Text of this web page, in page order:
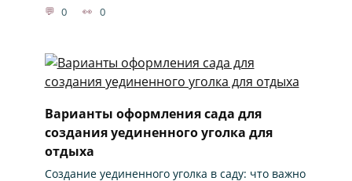
0 0
Варианты оформления сада для
создания уединенного уголка для
отдыха
Создание уединенного уголка в саду: что важно